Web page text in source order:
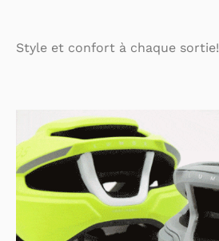
Style et confort à chaque sortie!